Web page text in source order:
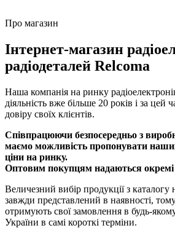
Про магазин
Інтернет-магазин
радіодеталей Relcoma
Наша компанія на ринку
діяльність вже більше 20 років і за цей
довіру своїх клієнтів.
Співпрацюючи безпосередньо з
маємо можливість пропонувати
ціни на ринку.
Оптовим покупцям надаються окремі
Величезний вибір продукції з каталогу
завжди представлений в наявності,
отримують свої замовлення в будь-
України в самі короткі терміни.